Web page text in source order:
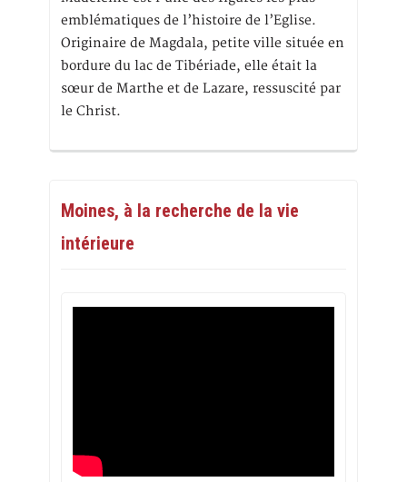
emblématiques de l’histoire de l’Eglise.
Originaire de Magdala, petite ville située en
bordure du lac de Tibériade, elle était la
sœur de Marthe et de Lazare, ressuscité par
le Christ.
Moines, à la recherche de la vie
intérieure